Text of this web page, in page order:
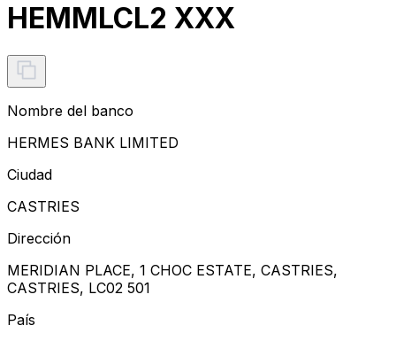
HEMMLCL2 XXX
Nombre del banco
HERMES BANK LIMITED
Ciudad
CASTRIES
Dirección
MERIDIAN PLACE, 1 CHOC ESTATE, CASTRIES,
CASTRIES, LC02 501
País